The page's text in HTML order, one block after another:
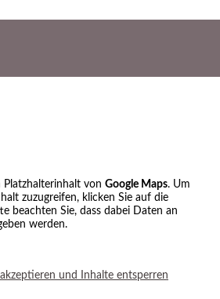
Platzhalterinhalt von Google Maps. Um
zuzugreifen, klicken Sie auf die
beachten Sie, dass dabei Daten an
werden.
und Inhalte entsperren